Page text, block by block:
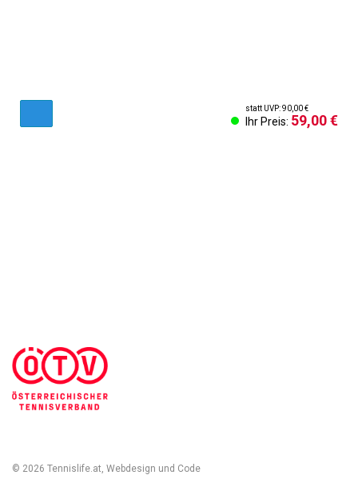
statt UVP: 90,00 €
Ihr Preis: 59,00 €
© 2026 Tennislife.at, Webdesign und Code